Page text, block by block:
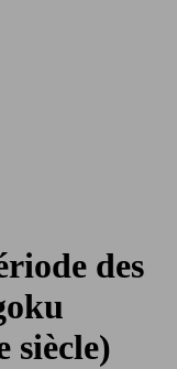
des
siècle)